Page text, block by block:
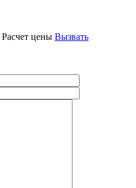
Расчет цены Вызвать